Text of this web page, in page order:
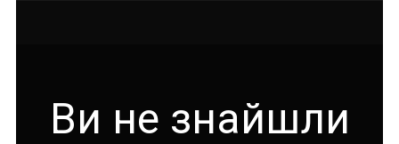
Ви не знайшли